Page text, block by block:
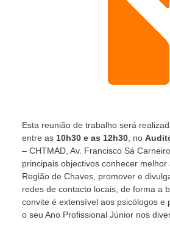
Esta reunião de trabalho será
entre as 10h30 e as 12h30 , no
– CHTMAD, Av. Francisco Sá
principais objectivos conhecer
Região de Chaves, promover e
redes de contacto locais, de forma a
convite é extensível aos psicólogos
o seu Ano Profissional Júnior nos